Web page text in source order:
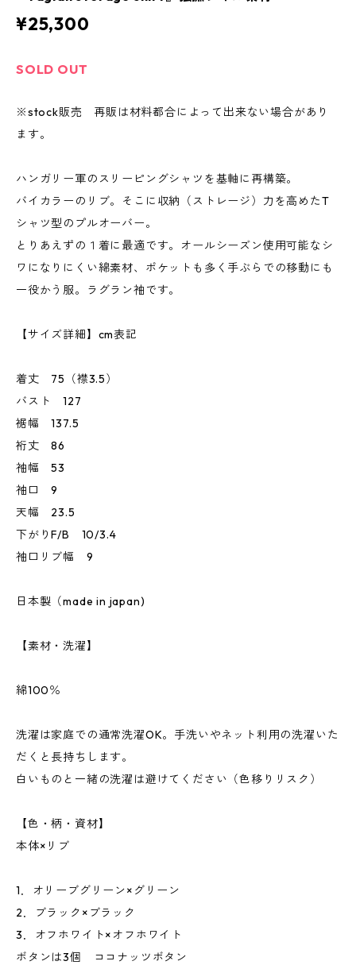
¥25,300
SOLD OUT
※stock販売 再販は材料都合によって出来ない場合があり
ます。
ハンガリー軍のスリーピングシャツを基軸に再構築。
バイカラーのリブ。そこに収納（ストレージ）力を高めたT
シャツ型のプルオーバー。
とりあえずの１着に最適です。オールシーズン使用可能なシ
ワになりにくい綿素材、ポケットも多く手ぶらでの移動にも
一役かう服。ラグラン袖です。
【サイズ詳細】cm表記
着丈 75（襟3.5）
バスト 127
裾幅 137.5
裄丈 86
袖幅 53
袖口 9
天幅 23.5
下がりF/B 10/3.4
袖口リブ幅 9
日本製（made in japan)
【素材・洗濯】
綿100％
洗濯は家庭での通常洗濯OK。手洗いやネット利用の洗濯いた
だくと長持ちします。
白いものと一緒の洗濯は避けてください（色移りリスク）
【色・柄・資材】
本体×リブ
1．オリーブグリーン×グリーン
2．ブラック×ブラック
3．オフホワイト×オフホワイト
ボタンは3個 ココナッツボタン